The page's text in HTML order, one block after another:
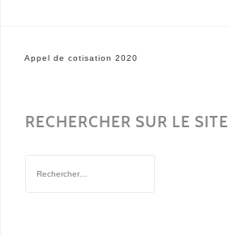
Navigation
Appel de cotisation 2020
RECHERCHER SUR LE SITE